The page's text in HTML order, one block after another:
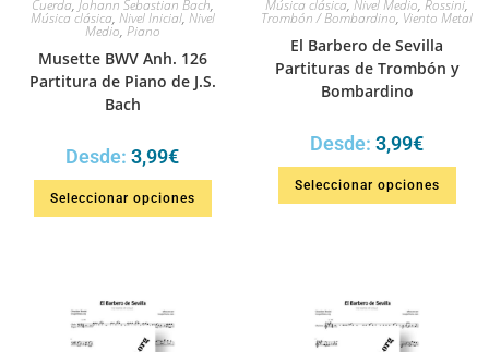
Cuerda, Johann Sebastian Bach,
Música clásica, Nivel Inicial, Nivel
Medio, Piano
Musette BWV Anh. 126
Partitura de Piano de J.S.
Bach
Desde: 3,99€
Seleccionar opciones
Música clásica, Nivel Medio, Rossini,
Trombón / Bombardino, Viento Metal
El Barbero de Sevilla
Partituras de Trombón y
Bombardino
Desde: 3,99€
Seleccionar opciones